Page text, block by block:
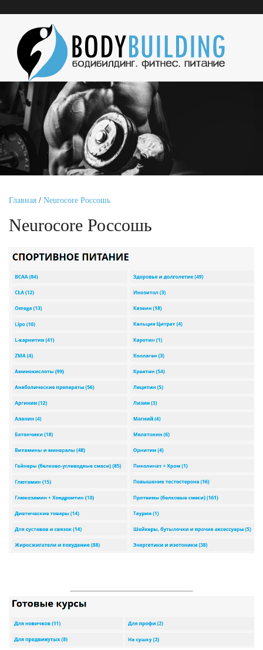
Главная / Neurocore Россошь
Neurocore Россошь